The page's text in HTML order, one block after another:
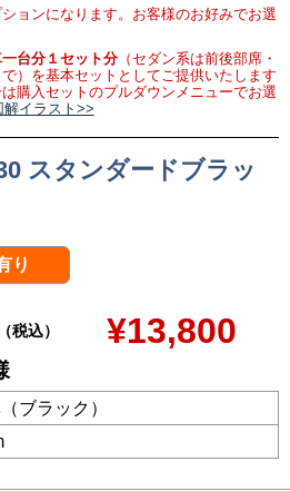
ョンになります。お客様のお好みでお選
一台分１セット分（セダン系は前後部席・
）を基本セットとしてご提供いたします
は購入セットのプルダウンメニューでお選
イラスト>>
スタンダードブラッ
り
税込） ¥13,800
ブラック）